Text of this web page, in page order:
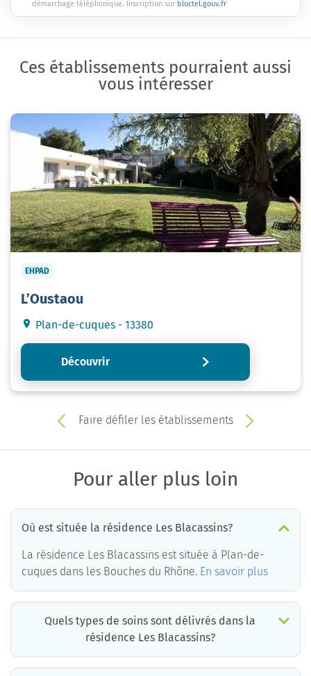
démarchage téléphonique. Inscription sur bloctel.gouv.fr
Ces établissements pourraient aussi
vous intéresser
EHPAD
L’Oustaou
Plan-de-cuques - 13380
Découvrir
Faire défiler les établissements
Pour aller plus loin
Où est située la résidence Les Blacassins?
La résidence Les Blacassins est située à Plan-de-
cuques dans les Bouches du Rhône. En savoir plus
Quels types de soins sont délivrés dans la
résidence Les Blacassins?